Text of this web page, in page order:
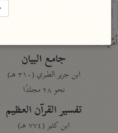
characters for results.
أمّهات
جامع البيان
ابن جرير الطبري (٣١٠ هـ)
نحو ٢٨ مجلدًا
تفسير القرآن العظيم
ابن كثير (٧٧٤ هـ)